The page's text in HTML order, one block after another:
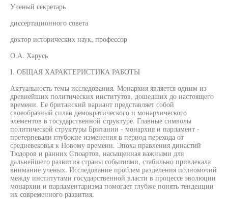
Ученый секретарь
диссертационного совета
доктор исторических наук, профессор
О.А. Харусь
I. ОБЩАЯ ХАРАКТЕРИСТИКА РАБОТЫ
Актуальность темы исследования. Монархия является одним из
древнейших политических институтов, дошедших до настоящего
времени. Ее британский вариант представляет собой
своеобразный сплав демократического и монархического
элементов в государственной структуре. Главные символы
политической структуры Британии - монархия и парламент -
претерпевали глубокие изменения в период перехода от
средневековья к Новому времени. Эпоха правления династий
Тюдоров и ранних Стюартов, насыщенная важными для
дальнейшего развития страны событиями, стабильно привлекала
внимание ученых. Исследование проблем разделения полномочий
между институтами государственной власти в процессе эволюции
монархии и парламентаризма помогает глубже понять тенденции
их современного развития.